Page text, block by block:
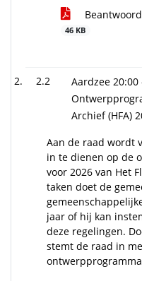
46 KB
2.2
Aardzee 20:00
Archief (HFA)
Aan de raad wordt
in te dienen op de
voor 2026 van Het
taken doet de
jaar of hij kan
deze regelingen.
stemt de raad in